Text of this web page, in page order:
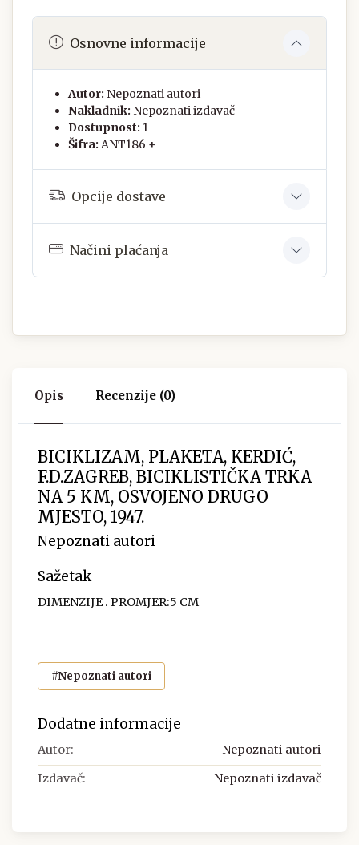
Osnovne informacije
Autor: Nepoznati autori
Nakladnik: Nepoznati izdavač
Dostupnost: 1
Šifra: ANT186 +
Opcije dostave
Načini plaćanja
Opis Recenzije (0)
BICIKLIZAM, PLAKETA, KERDIĆ,
F.D.ZAGREB, BICIKLISTIČKA TRKA
NA 5 KM, OSVOJENO DRUGO
MJESTO, 1947.
Nepoznati autori
Sažetak
DIMENZIJE . PROMJER:5 CM
#Nepoznati autori
Dodatne informacije
Autor: Nepoznati autori
Izdavač: Nepoznati izdavač